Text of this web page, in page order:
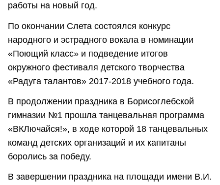
работы на новый год.
По окончании Слета состоялся конкурс
народного и эстрадного вокала в номинации
«Поющий класс» и подведение итогов
окружного фестиваля детского творчества
«Радуга талантов» 2017-2018 учебного года.
В продолжении праздника в Борисоглебской
гимназии №1 прошла танцевальная программа
«ВКЛючайся!», в ходе которой 18 танцевальных
команд детских организаций и их капитаны
боролись за победу.
В завершении праздника на площади имени В.И.